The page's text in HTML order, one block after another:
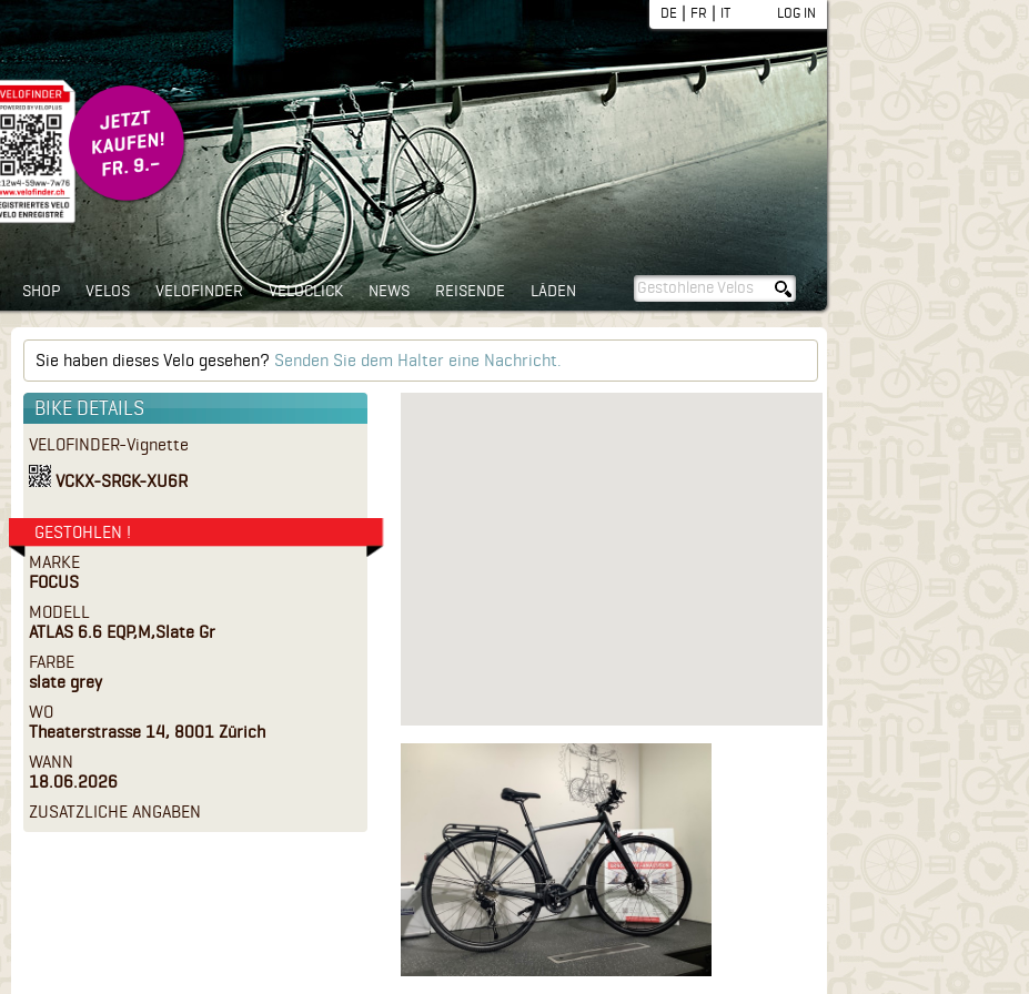
DE | FR | IT LOG IN
SHOP VELOS VELOFINDER VELOCLICK NEWS REISENDE LÄDEN
Sie haben dieses Velo gesehen? Senden Sie dem Halter eine Nachricht.
BIKE DETAILS
VELOFINDER-Vignette
VCKX-SRGK-XU6R
GESTOHLEN !
MARKE
FOCUS
MODELL
ATLAS 6.6 EQP,M,Slate Gr
FARBE
slate grey
WO
Theaterstrasse 14, 8001 Zürich
WANN
18.06.2026
ZUSATZLICHE ANGABEN